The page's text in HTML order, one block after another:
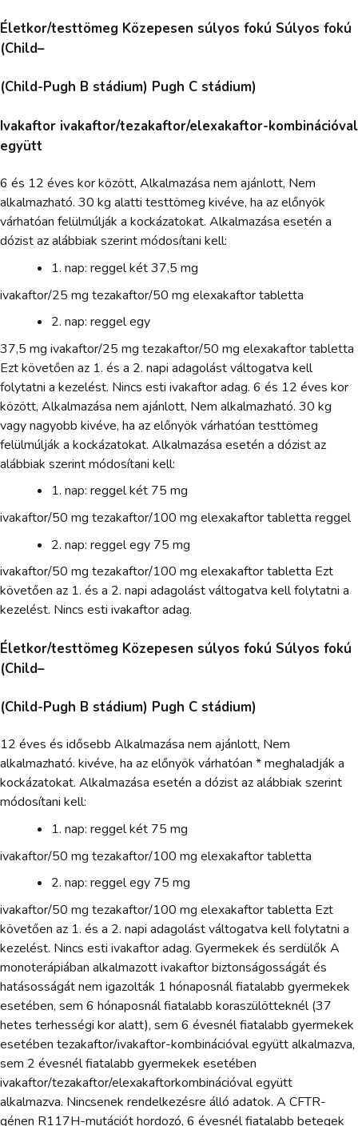
Életkor/testtömeg Közepesen súlyos fokú Súlyos fokú
(Child–
(Child-Pugh B stádium) Pugh C stádium)
Ivakaftor ivakaftor/tezakaftor/elexakaftor-kombinációval
együtt
6 és 12 éves kor között, Alkalmazása nem ajánlott, Nem
alkalmazható. 30 kg alatti testtömeg kivéve, ha az előnyök
várhatóan felülmúlják a kockázatokat. Alkalmazása esetén a
dózist az alábbiak szerint módosítani kell:
1. nap: reggel két 37,5 mg
ivakaftor/25 mg tezakaftor/50 mg elexakaftor tabletta
2. nap: reggel egy
37,5 mg ivakaftor/25 mg tezakaftor/50 mg elexakaftor tabletta
Ezt követően az 1. és a 2. napi adagolást váltogatva kell
folytatni a kezelést. Nincs esti ivakaftor adag. 6 és 12 éves kor
között, Alkalmazása nem ajánlott, Nem alkalmazható. 30 kg
vagy nagyobb kivéve, ha az előnyök várhatóan testtömeg
felülmúlják a kockázatokat. Alkalmazása esetén a dózist az
alábbiak szerint módosítani kell:
1. nap: reggel két 75 mg
ivakaftor/50 mg tezakaftor/100 mg elexakaftor tabletta reggel
2. nap: reggel egy 75 mg
ivakaftor/50 mg tezakaftor/100 mg elexakaftor tabletta Ezt
követően az 1. és a 2. napi adagolást váltogatva kell folytatni a
kezelést. Nincs esti ivakaftor adag.
Életkor/testtömeg Közepesen súlyos fokú Súlyos fokú
(Child–
(Child-Pugh B stádium) Pugh C stádium)
12 éves és idősebb Alkalmazása nem ajánlott, Nem
alkalmazható. kivéve, ha az előnyök várhatóan * meghaladják a
kockázatokat. Alkalmazása esetén a dózist az alábbiak szerint
módosítani kell:
1. nap: reggel két 75 mg
ivakaftor/50 mg tezakaftor/100 mg elexakaftor tabletta
2. nap: reggel egy 75 mg
ivakaftor/50 mg tezakaftor/100 mg elexakaftor tabletta Ezt
követően az 1. és a 2. napi adagolást váltogatva kell folytatni a
kezelést. Nincs esti ivakaftor adag. Gyermekek és serdülők A
monoterápiában alkalmazott ivakaftor biztonságosságát és
hatásosságát nem igazolták 1 hónaposnál fiatalabb gyermekek
esetében, sem 6 hónaposnál fiatalabb koraszülötteknél (37
hetes terhességi kor alatt), sem 6 évesnél fiatalabb gyermekek
esetében tezakaftor/ivakaftor-kombinációval együtt alkalmazva,
sem 2 évesnél fiatalabb gyermekek esetében
ivakaftor/tezakaftor/elexakaftorkombinációval együtt
alkalmazva. Nincsenek rendelkezésre álló adatok. A CFTR-
génen R117H-mutációt hordozó, 6 évesnél fiatalabb betegek